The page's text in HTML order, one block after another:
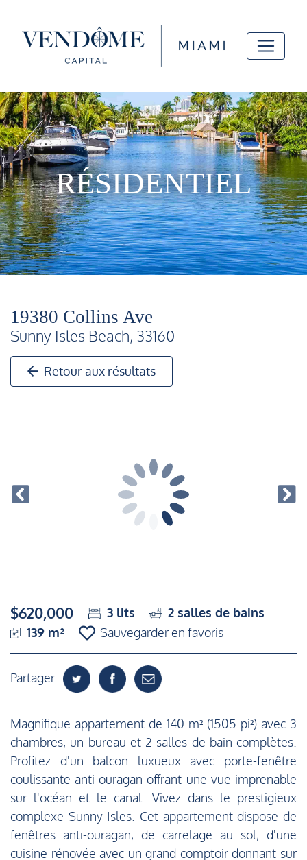
RÉSIDENTIEL
19380 Collins Ave
Sunny Isles Beach, 33160
Retour aux résultats
$620,000 3 lits 2 salles de bains
139 m²
Sauvegarder en favoris
Partager
Magnifique appartement de 140 m² (1505 pi²) avec 3
chambres, un bureau et 2 salles de bain complètes.
Profitez d'un balcon luxueux avec porte-fenêtre
coulissante anti-ouragan offrant une vue imprenable
sur l'océan et le canal. Vivez dans le prestigieux
complexe Sunny Isles. Cet appartement dispose de
fenêtres anti-ouragan, de carrelage au sol, d'une
cuisine rénovée avec un grand comptoir donnant sur